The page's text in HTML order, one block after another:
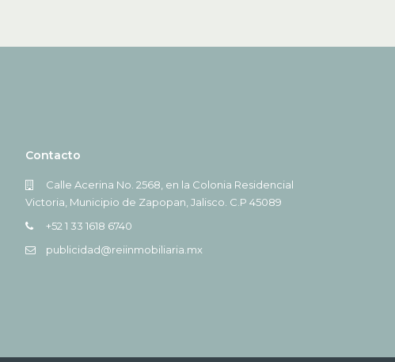
Contacto
Calle Acerina No. 2568, en la Colonia Residencial
Victoria, Municipio de Zapopan, Jalisco. C.P 45089
+52 1 33 1618 6740
publicidad@reiinmobiliaria.mx